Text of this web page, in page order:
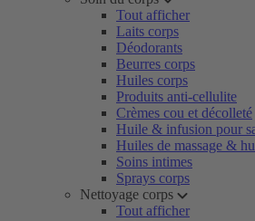
Tout afficher
Laits corps
Déodorants
Beurres corps
Huiles corps
Produits anti-cellulite
Crèmes cou et décolleté
Huile & infusion pour
Huiles de massage &
Soins intimes
Sprays corps
Nettoyage corps
Tout afficher